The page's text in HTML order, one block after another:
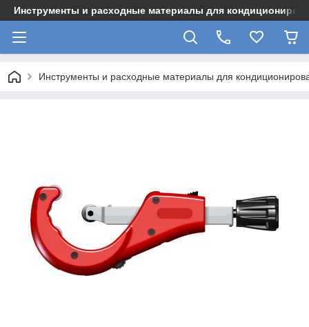
Инструменты и расходные материалы для
Инструменты и расходные материалы для